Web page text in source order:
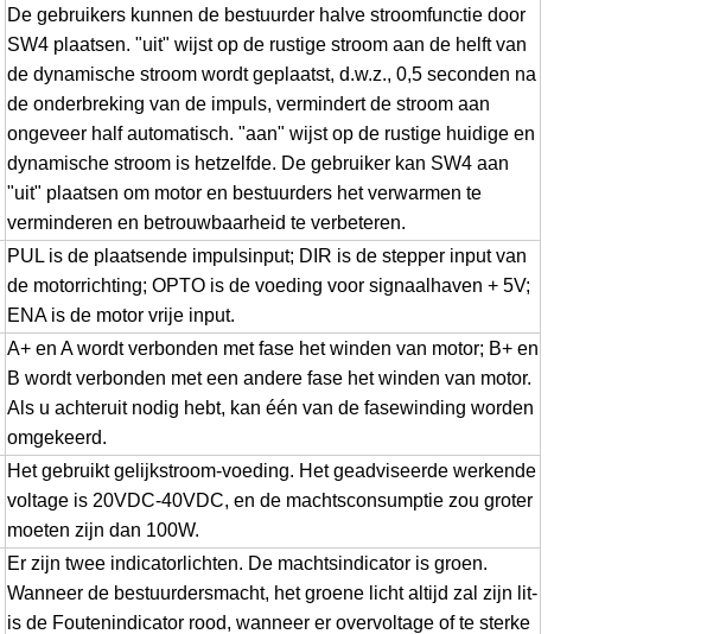
De gebruikers kunnen de bestuurder halve stroomfunctie door
SW4 plaatsen. "uit" wijst op de rustige stroom aan de helft van
de dynamische stroom wordt geplaatst, d.w.z., 0,5 seconden na
de onderbreking van de impuls, vermindert de stroom aan
ongeveer half automatisch. "aan" wijst op de rustige huidige en
dynamische stroom is hetzelfde. De gebruiker kan SW4 aan
"uit" plaatsen om motor en bestuurders het verwarmen te
verminderen en betrouwbaarheid te verbeteren.
PUL is de plaatsende impulsinput; DIR is de stepper input van
de motorrichting; OPTO is de voeding voor signaalhaven + 5V;
ENA is de motor vrije input.
A+ en A wordt verbonden met fase het winden van motor; B+ en
B wordt verbonden met een andere fase het winden van motor.
Als u achteruit nodig hebt, kan één van de fasewinding worden
omgekeerd.
Het gebruikt gelijkstroom-voeding. Het geadviseerde werkende
voltage is 20VDC-40VDC, en de machtsconsumptie zou groter
moeten zijn dan 100W.
Er zijn twee indicatorlichten. De machtsindicator is groen.
Wanneer de bestuurdersmacht, het groene licht altijd zal zijn lit-
is de Foutenindicator rood, wanneer er overvoltage of te sterke